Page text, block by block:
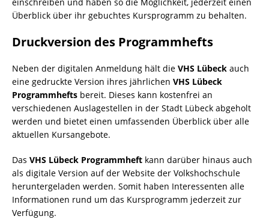
Überblick über ihr gebuchtes Kursprogramm zu behalten.
Druckversion des Programmhefts
Neben der digitalen Anmeldung hält die VHS Lübeck auch
eine gedruckte Version ihres jährlichen VHS Lübeck
Programmhefts bereit. Dieses kann kostenfrei an
verschiedenen Auslagestellen in der Stadt Lübeck abgeholt
werden und bietet einen umfassenden Überblick über alle
aktuellen Kursangebote.
Das VHS Lübeck Programmheft kann darüber hinaus auch
als digitale Version auf der Website der Volkshochschule
heruntergeladen werden. Somit haben Interessenten alle
Informationen rund um das Kursprogramm jederzeit zur
Verfügung.